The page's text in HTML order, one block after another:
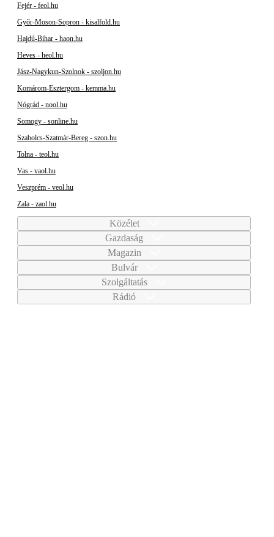
Fejér - feol.hu
Győr-Moson-Sopron - kisalfold.hu
Hajdú-Bihar - haon.hu
Heves - heol.hu
Jász-Nagykun-Szolnok - szoljon.hu
Komárom-Esztergom - kemma.hu
Nógrád - nool.hu
Somogy - sonline.hu
Szabolcs-Szatmár-Bereg - szon.hu
Tolna - teol.hu
Vas - vaol.hu
Veszprém - veol.hu
Zala - zaol.hu
Közélet
Gazdaság
Magazin
Bulvár
Szolgáltatás
Rádió